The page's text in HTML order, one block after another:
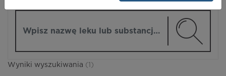
Wyniki wyszukiwania (1)